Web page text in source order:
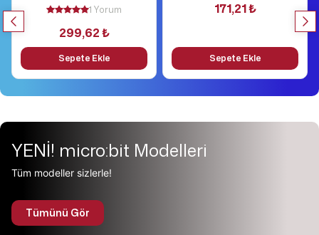
1 Yorum
299,62 ₺
Sepete Ekle
171,21 ₺
Sepete Ekle
YENİ! micro:bit Modelleri
Tüm modeller sizlerle!
Tümünü Gör